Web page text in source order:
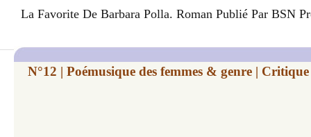
La Favorite De Barbara Polla. Roman Publié Par BSN
N°12 | Poémusique des femmes & genre |